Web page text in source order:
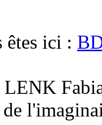
êtes ici :
LENK